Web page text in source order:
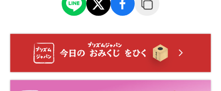
しばらく遠ざかってましたがまた定期的に観戦したいと思い